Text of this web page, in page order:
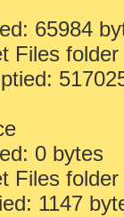
65984
Files
0 bytes
Files
1147